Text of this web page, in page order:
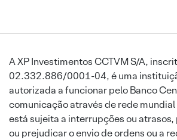
A XP Investimentos CCTVM S/A,
02.332.886/0001-04, é uma
autorizada a funcionar pelo Banco
comunicação através de rede
está sujeita a interrupções ou
ou prejudicar o envio de ordens ou a